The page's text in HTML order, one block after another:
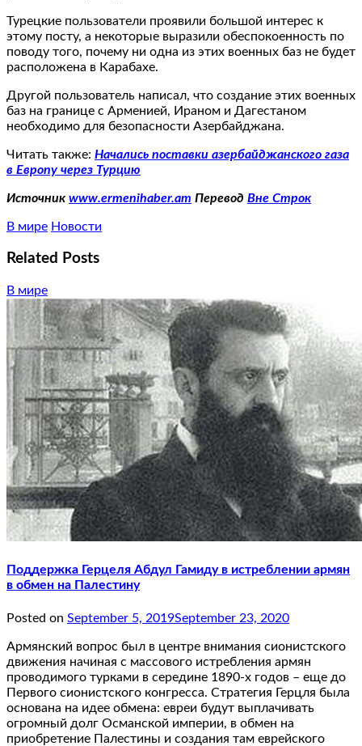
Турецкие пользователи проявили большой интерес к
этому посту, а некоторые выразили обеспокоенность по
поводу того, почему ни одна из этих военных баз не будет
расположена в Карабахе.
Другой пользователь написал, что создание этих военных
баз на границе с Арменией, Ираном и Дагестаном
необходимо для безопасности Азербайджана.
Читать также: Начались поставки азербайджанского газа
в Европу через Турцию
Источник www.ermenihaber.am Перевод Вне Строк
В мире Новости
Related Posts
В мире
Поддержка Герцеля Абдул Гамиду в истреблении армян
в обмен на Палестину
Posted on September 5, 2019September 23, 2020
Армянский вопрос был в центре внимания сионистского
движения начиная с массового истребления армян
проводимого турками в середине 1890-х годов – еще до
Первого сионистского конгресса. Стратегия Герцля была
основана на идее обмена: евреи будут выплачивать
огромный долг Османской империи, в обмен на
приобретение Палестины и создания там еврейского